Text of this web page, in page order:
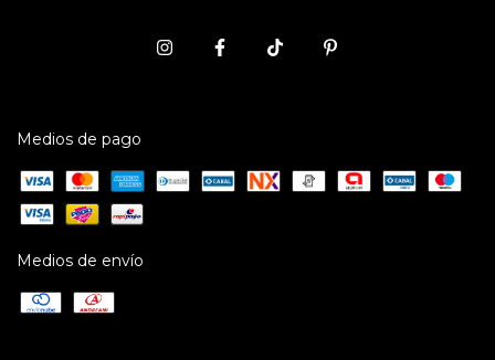
Medios de pago
Medios de envío